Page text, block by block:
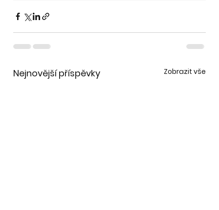
Nejnovější příspěvky Zobrazit vše